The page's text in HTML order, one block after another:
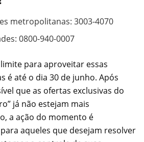
metropolitanas: 3003-4070
0800-940-0007
para aproveitar essas
é até o dia 30 de junho. Após
que as ofertas exclusivas do
já não estejam mais
a ação do momento é
aqueles que desejam resolver